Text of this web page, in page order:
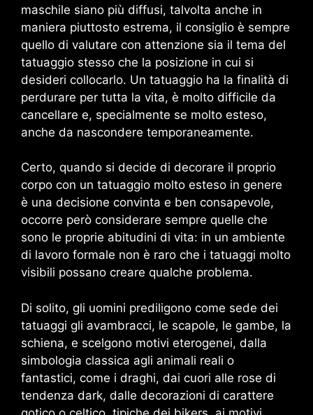
maschile siano più diffusi, talvolta anche in
maniera piuttosto estrema, il consiglio è sempre
quello di valutare con attenzione sia il tema del
tatuaggio stesso che la posizione in cui si
desideri collocarlo. Un tatuaggio ha la finalità di
perdurare per tutta la vita, è molto difficile da
cancellare e, specialmente se molto esteso,
anche da nascondere temporaneamente.
Certo, quando si decide di decorare il proprio
corpo con un tatuaggio molto esteso in genere
è una decisione convinta e ben consapevole,
occorre però considerare sempre quelle che
sono le proprie abitudini di vita: in un ambiente
di lavoro formale non è raro che i tatuaggi molto
visibili possano creare qualche problema.
Di solito, gli uomini prediligono come sede dei
tatuaggi gli avambracci, le scapole, le gambe, la
schiena, e scelgono motivi eterogenei, dalla
simbologia classica agli animali reali o
fantastici, come i draghi, dai cuori alle rose di
tendenza dark, dalle decorazioni di carattere